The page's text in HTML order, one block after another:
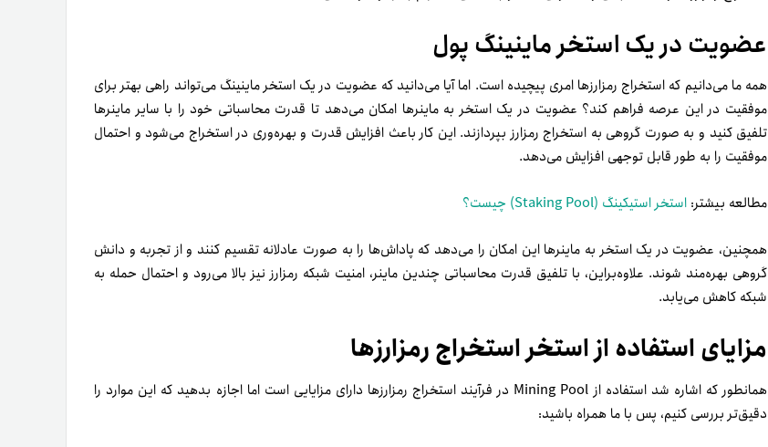
عضویت در یک استخر ماینینگ پول
همه ما می‌دانیم که استخراج رمزارز‌ها امری پیچیده است. اما آیا می‌دانید که عضویت در یک استخر ماینینگ می‌تواند راهی بهتر برای
موفقیت در این عرصه فراهم کند؟ عضویت در یک استخر به ماینر‌ها امکان می‌دهد تا قدرت محاسباتی خود را با سایر ماینر‌ها
تلفیق کنید و به صورت گروهی به استخراج رمزارز بپردازند. این کار باعث افزایش قدرت و بهره‌وری در استخراج می‌شود و احتمال
موفقیت را به طور قابل توجهی افزایش می‌دهد.
مطالعه بیشتر: استخر استیکینگ (Staking Pool) چیست؟
همچنین، عضویت در یک استخر به ماینر‌ها این امکان را می‌دهد که پاداش‌ها را به صورت عادلانه تقسیم کنند و از تجربه و دانش
گروهی بهره‌مند شوند. علاوه‌براین، با تلفیق قدرت محاسباتی چندین ماینر، امنیت شبکه رمزارز نیز بالا می‌رود و احتمال حمله به
شبکه کاهش می‌یابد.
مزایای استفاده از استخر استخراج رمزارز‌ها
همانطور که اشاره شد استفاده از Mining Pool در فرآیند استخراج رمزارز‌ها دارای مزایایی است اما اجازه بدهید که این موارد را
دقیق‌تر بررسی کنیم، پس با ما همراه باشید: